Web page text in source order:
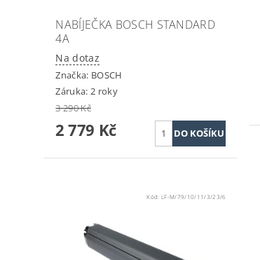
NABÍJEČKA BOSCH STANDARD
4A
Na dotaz
Značka: BOSCH
Záruka: 2 roky
3 290 Kč
2 779 Kč
Kód:LF-M/79/10/11/3/23/6